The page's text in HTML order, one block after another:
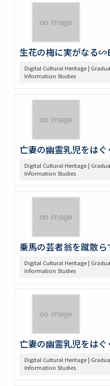
生花の梅に実がなる
Digital Cultural Heritage |
Information Studies
亡妻の幽霊乳児をは
Digital Cultural Heritage |
Information Studies
乗馬の芸者翁を蹴散
Digital Cultural Heritage |
Information Studies
亡妻の幽霊乳児をは
Digital Cultural Heritage |
Information Studies